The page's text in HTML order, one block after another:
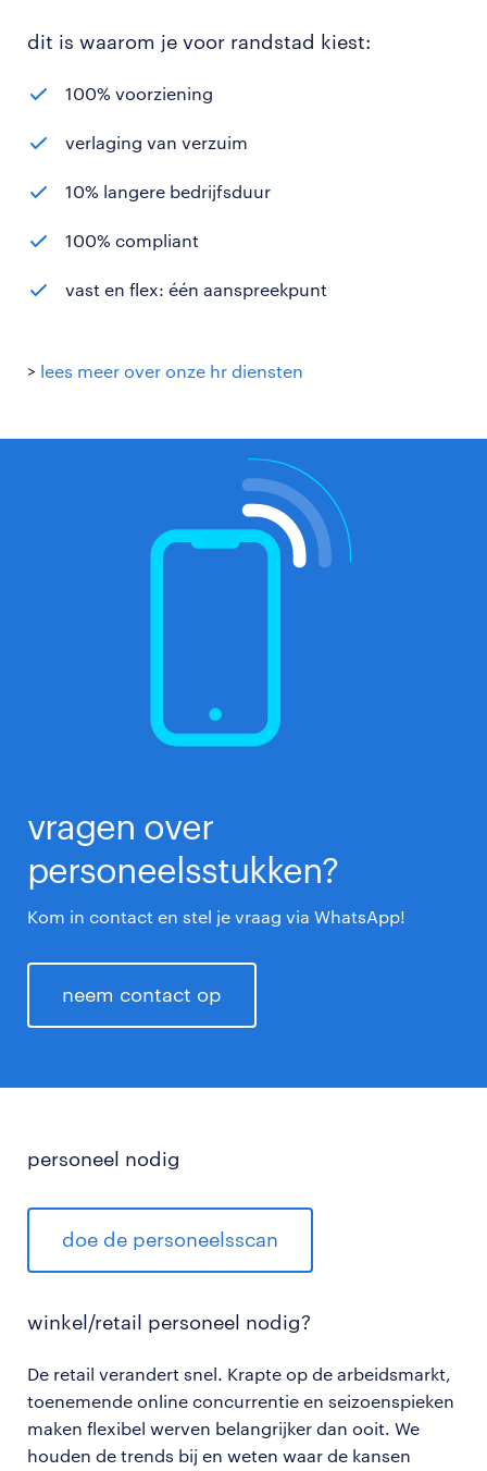
dit is waarom je voor randstad kiest:
100% voorziening
verlaging van verzuim
10% langere bedrijfsduur
100% compliant
vast en flex: één aanspreekpunt
> lees meer over onze hr diensten
vragen over
personeelsstukken?
Kom in contact en stel je vraag via WhatsApp!
neem contact op
personeel nodig
doe de personeelsscan
winkel/retail personeel nodig?
De retail verandert snel. Krapte op de arbeidsmarkt,
toenemende online concurrentie en seizoenspieken
maken flexibel werven belangrijker dan ooit. We
houden de trends bij en weten waar de kansen